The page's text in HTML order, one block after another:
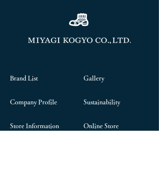
Brand List
Company Profile
Store Information
Gallery
Sustainability
Online Store